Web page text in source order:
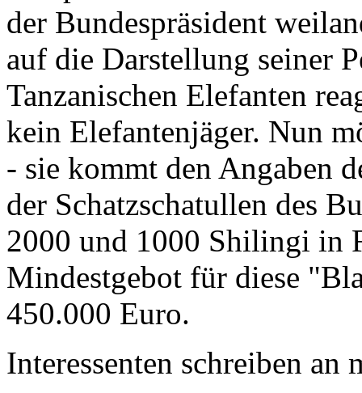
der Bundespräsident
auf die Darstellung seiner
Tanzanischen Elefanten
kein Elefantenjäger. Nun
- sie kommt den Angaben
der Schatzschatullen des
2000 und 1000 Shilingi in
Mindestgebot für diese
450.000 Euro.
Interessenten schreiben